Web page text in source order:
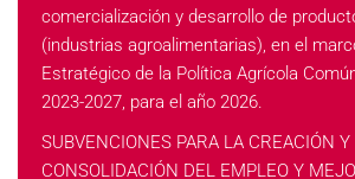
comercialización y desarrollo de
(industrias agroalimentarias), en el
Estratégico de la Política Agrícola
2023-2027, para el año 2026.
SUBVENCIONES PARA LA CREACIÓN Y
CONSOLIDACIÓN DEL EMPLEO Y